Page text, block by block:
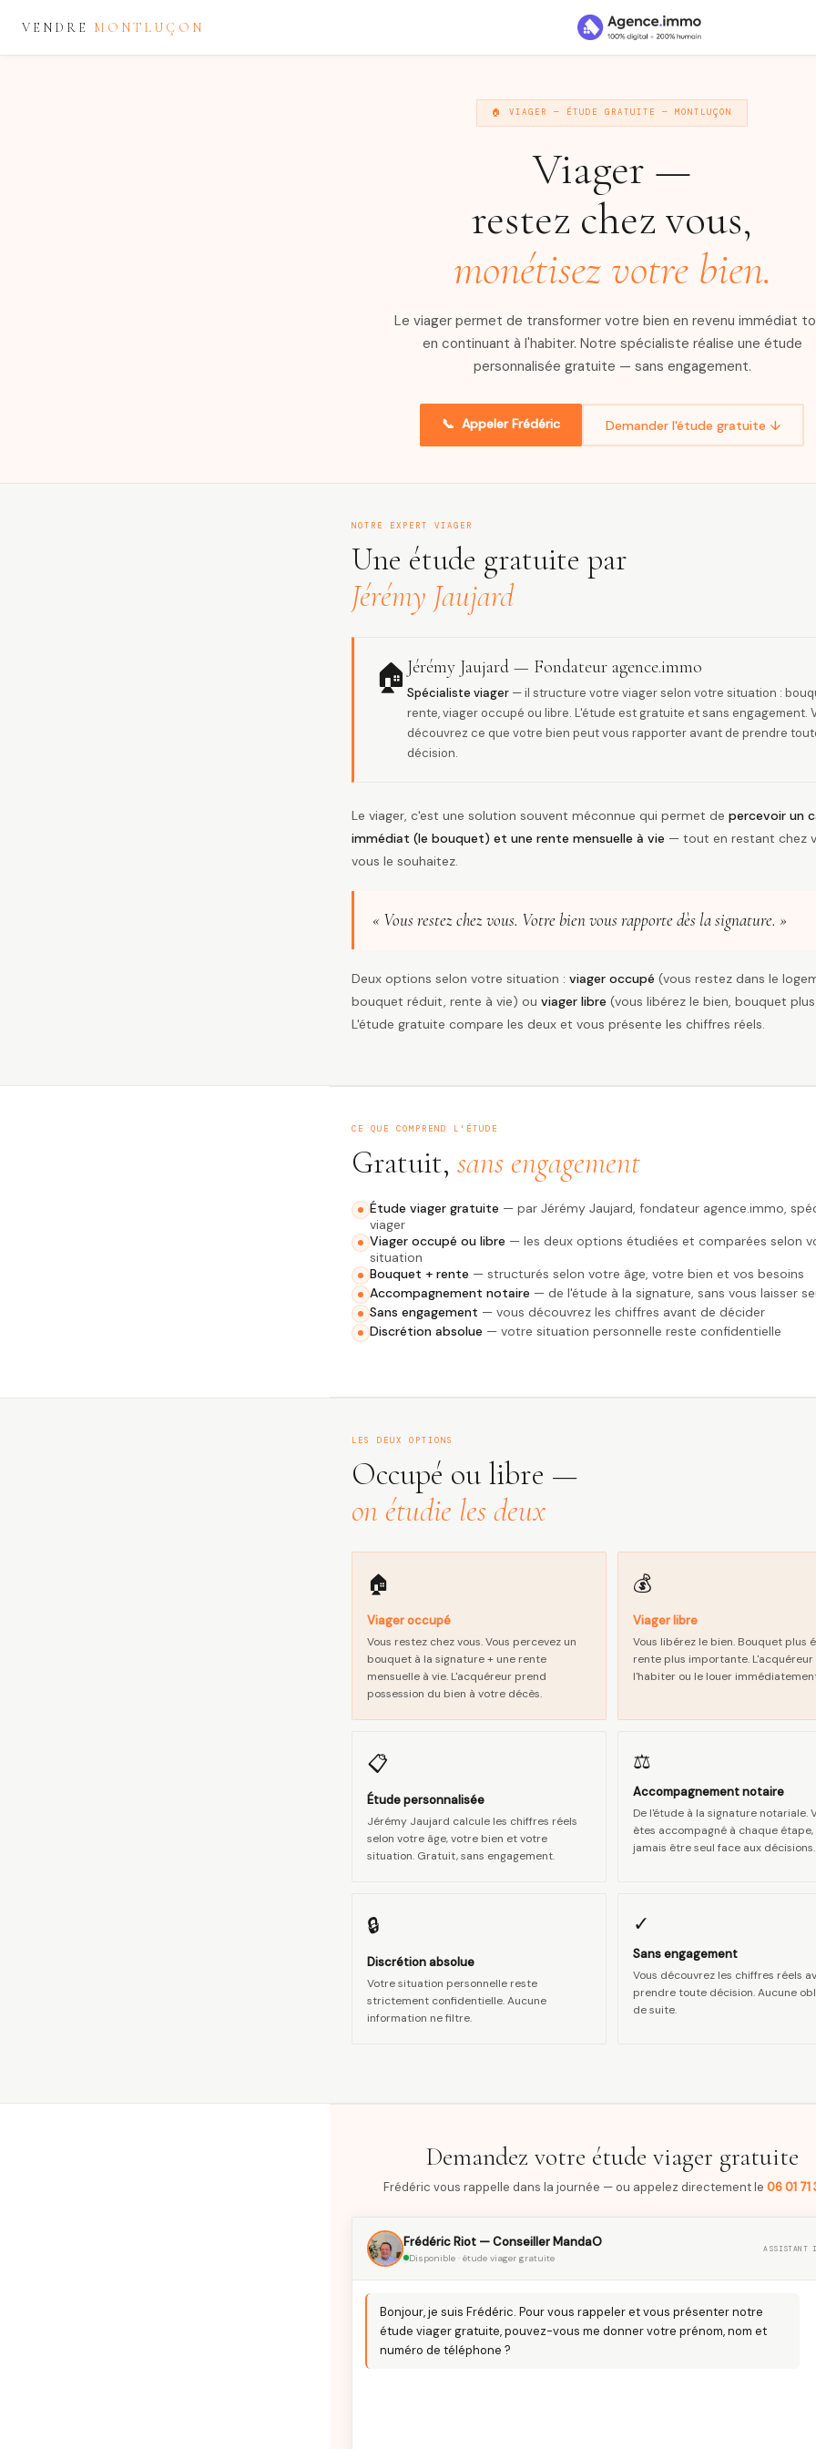
VENDRE MONTLUÇON
🏠 VIAGER — ÉTUDE GRATUITE — MONTLUÇON
Viager —
restez chez vous,
monétisez votre bien.
Le viager permet de transformer votre bien en revenu immédiat
en continuant à l'habiter. Notre spécialiste réalise une étude
personnalisée gratuite — sans engagement.
📞 Appeler Frédéric Demander l'étude gratuite ↓
NOTRE EXPERT VIAGER
Une étude gratuite par
Jérémy Jaujard
🏠Jérémy Jaujard — Fondateur agence.immo
Spécialiste viager — il structure votre viager selon votre situation :
rente, viager occupé ou libre. L'étude est gratuite et sans engagement.
découvrez ce que votre bien peut vous rapporter avant de prendre
décision.
Le viager, c'est une solution souvent méconnue qui permet de percevoir un
immédiat (le bouquet) et une rente mensuelle à vie — tout en restant chez
vous le souhaitez.
« Vous restez chez vous. Votre bien vous rapporte dès la signature. »
Deux options selon votre situation : viager occupé (vous restez dans le
bouquet réduit, rente à vie) ou viager libre (vous libérez le bien, bouquet
L'étude gratuite compare les deux et vous présente les chiffres réels.
CE QUE COMPREND L'ÉTUDE
Gratuit, sans engagement
Étude viager gratuite — par Jérémy Jaujard, fondateur agence.immo,
viager
Viager occupé ou libre — les deux options étudiées et comparées selon
situation
Bouquet + rente — structurés selon votre âge, votre bien et vos besoins
Accompagnement notaire — de l'étude à la signature, sans vous laisser
Sans engagement — vous découvrez les chiffres avant de décider
Discrétion absolue — votre situation personnelle reste confidentielle
LES DEUX OPTIONS
Occupé ou libre —
on étudie les deux
🏠
Viager occupé
Vous restez chez vous. Vous percevez un
bouquet à la signature + une rente
mensuelle à vie. L'acquéreur prend
possession du bien à votre décès.
💰
Viager libre
Vous libérez le bien. Bouquet plus
rente plus importante.
l'habiter ou le louer
📋
Étude personnalisée
Jérémy Jaujard calcule les chiffres réels
selon votre âge, votre bien et votre
situation. Gratuit, sans engagement.
⚖
Accompagnement notaire
De l'étude à la signature notariale.
êtes accompagné à chaque étape,
jamais être seul face aux décisions.
🔒
Discrétion absolue
Votre situation personnelle reste
strictement confidentielle. Aucune
information ne filtre.
✓
Sans engagement
Vous découvrez les chiffres réels
prendre toute décision. Aucune
de suite.
Demandez votre étude viager gratuite
Frédéric vous rappelle dans la journée — ou appelez directement le 06 01 71
Frédéric Riot — Conseiller MandaO
Disponible · étude viager gratuite
Bonjour, je suis Frédéric. Pour vous rappeler et vous présenter notre
étude viager gratuite, pouvez-vous me donner votre prénom, nom et
numéro de téléphone ?